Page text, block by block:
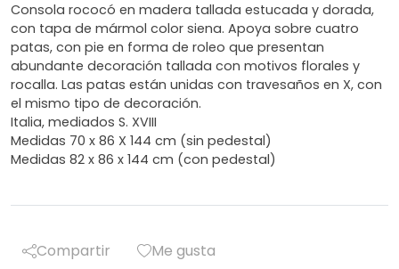
Consola rococó en madera tallada estucada y dorada,
con tapa de mármol color siena. Apoya sobre cuatro
patas, con pie en forma de roleo que presentan
abundante decoración tallada con motivos florales y
rocalla. Las patas están unidas con travesaños en X, con
el mismo tipo de decoración.
Italia, mediados S. XVIII
Medidas 70 x 86 X 144 cm (sin pedestal)
Medidas 82 x 86 x 144 cm (con pedestal)
Compartir Me gusta